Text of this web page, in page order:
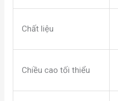
Chất liệu
Chiều cao tối thiểu